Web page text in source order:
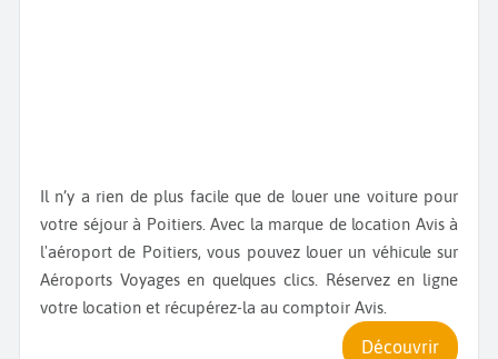
Il n’y a rien de plus facile que de louer une voiture pour
votre séjour à Poitiers. Avec la marque de location Avis à
l'aéroport de Poitiers, vous pouvez louer un véhicule sur
Aéroports Voyages en quelques clics. Réservez en ligne
votre location et récupérez-la au comptoir Avis.
Découvrir